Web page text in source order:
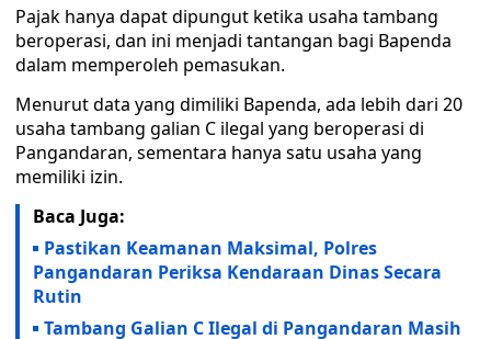
Pajak hanya dapat dipungut ketika usaha tambang
beroperasi, dan ini menjadi tantangan bagi Bapenda
dalam memperoleh pemasukan.
Menurut data yang dimiliki Bapenda, ada lebih dari 20
usaha tambang galian C ilegal yang beroperasi di
Pangandaran, sementara hanya satu usaha yang
memiliki izin.
Baca Juga:
Pastikan Keamanan Maksimal, Polres
Pangandaran Periksa Kendaraan Dinas Secara
Rutin
Tambang Galian C Ilegal di Pangandaran Masih